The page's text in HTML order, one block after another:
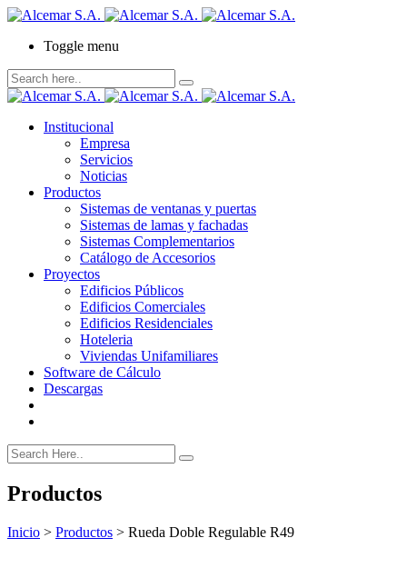
Toggle menu
Institucional
Empresa
Servicios
Noticias
Productos
Sistemas de ventanas y puertas
Sistemas de lamas y fachadas
Sistemas Complementarios
Catálogo de Accesorios
Proyectos
Edificios Públicos
Edificios Comerciales
Edificios Residenciales
Hoteleria
Viviendas Unifamiliares
Software de Cálculo
Descargas
Productos
Inicio > Productos > Rueda Doble Regulable R49